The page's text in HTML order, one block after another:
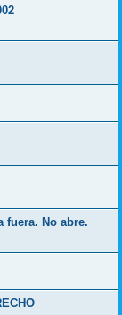
fuera. No abre.